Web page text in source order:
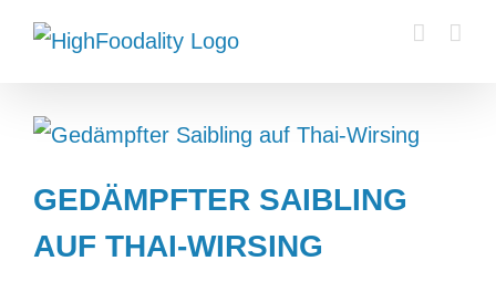
Zum
Inhalt
GEDÄMPFTER SAIBLING
AUF THAI-WIRSING